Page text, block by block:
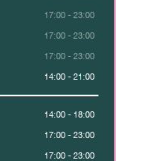
17:00 - 23:00
17:00 - 23:00
17:00 - 23:00
14:00 - 21:00
14:00 - 18:00
17:00 - 23:00
17:00 - 23:00